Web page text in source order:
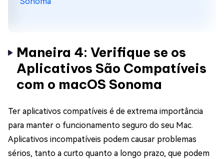
Maneira 4: Verifique se os
Aplicativos São Compatíveis
com o macOS Sonoma
Ter aplicativos compatíveis é de extrema importância
para manter o funcionamento seguro do seu Mac.
Aplicativos incompatíveis podem causar problemas
sérios, tanto a curto quanto a longo prazo, que podem